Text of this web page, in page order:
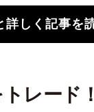
しく記事を
レード！